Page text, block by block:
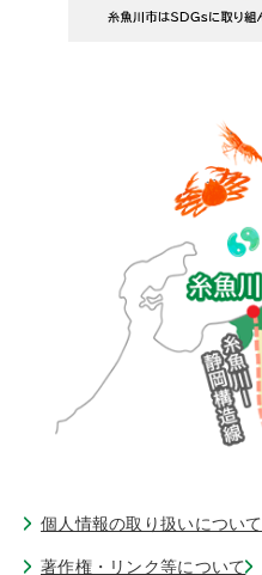
個人情報の取り扱いについて
著作権・リンク等について